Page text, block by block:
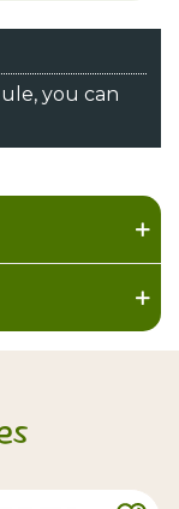
you can